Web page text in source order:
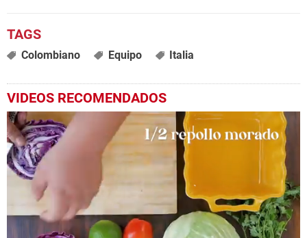
Colombiano Equipo Italia
VIDEOS RECOMENDADOS